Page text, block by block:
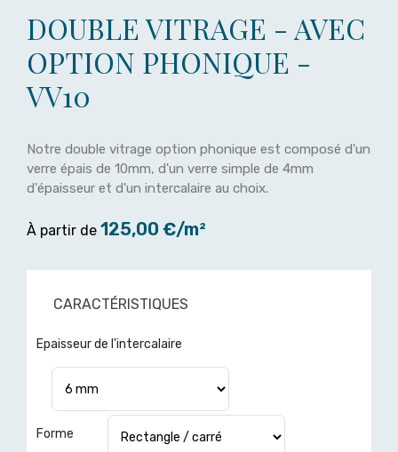
DOUBLE VITRAGE - AVEC
OPTION PHONIQUE -
VV10
Notre double vitrage option phonique est composé d'un
verre épais de 10mm, d'un verre simple de 4mm
d'épaisseur et d'un intercalaire au choix.
À partir de 125,00 €/m²
CARACTÉRISTIQUES
Epaisseur de l'intercalaire
Forme